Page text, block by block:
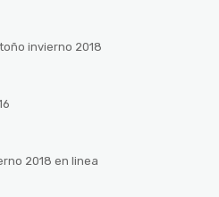
invierno 2018
2018 en linea